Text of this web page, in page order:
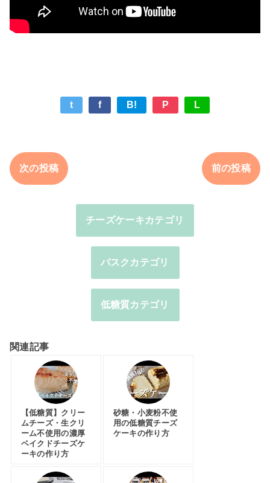
t f B! P L
次の投稿 前の投稿
チーズケーキカテゴリ
バスクカテゴリ
低糖質カテゴリ
関連記事
【低糖質】クリー
ムチーズ・生クリ
ーム不使用の濃厚
ベイクドチーズケ
ーキの作り方
砂糖・小麦粉不使
用の低糖質チーズ
ケーキの作り方